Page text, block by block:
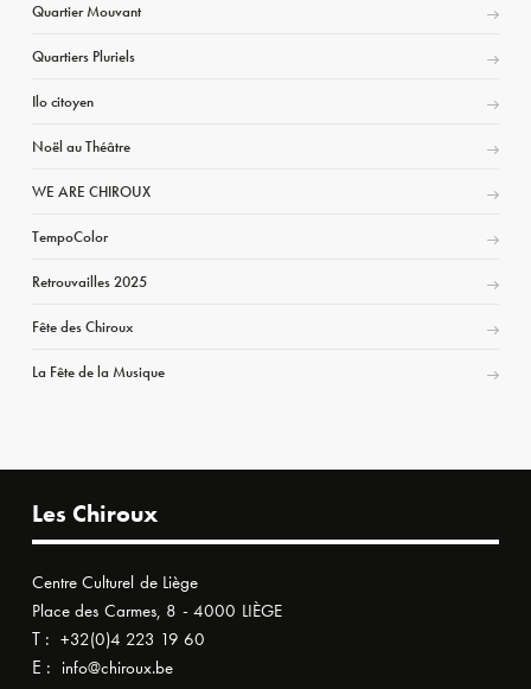
Quartier Mouvant
Quartiers Pluriels
Ilo citoyen
Noël au Théâtre
WE ARE CHIROUX
TempoColor
Retrouvailles 2025
Fête des Chiroux
La Fête de la Musique
Les Chiroux
Centre Culturel de Liège
Place des Carmes, 8 - 4000 LIÈGE
T : +32(0)4 223 19 60
E : info@chiroux.be